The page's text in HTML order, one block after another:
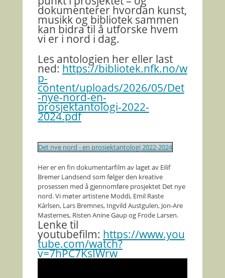
dokumenterer hvordan kunst,
musikk og bibliotek sammen
kan bidra til å utforske hvem
vi er i nord i dag.
Les antologien her eller last
ned: https://bibliotek.nfk.no/w
p-
content/uploads/2026/05/Det
-nye-nord-en-
prosjektantologi-2022-
2024.pdf
Det nye nord - en prosjektantologi 2022-2024
Her er en fin dokumentarfilm av laget av Eilif
Bremer Landsend som følger den kreative
prosessen med å gjennomføre prosjektet Det nye
nord. Vi møter artistene Moddi, Emil Raste
Kárlsen, Lars Bremnes, Ingvild Austgulen, Jon-Are
Masternes, Risten Anine Gaup og Frode Larsen.
Lenke til
youtubefilm: https://www.you
tube.com/watch?
v=7hPC7KsIWrw